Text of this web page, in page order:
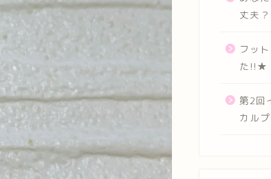
丈夫？
フッ
た!!★
第2回
カル